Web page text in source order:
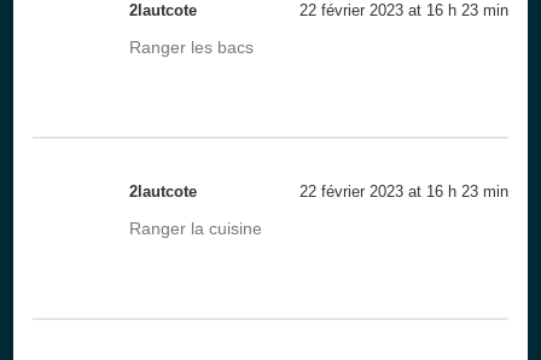
2lautcote 22 février 2023 at 16 h 23 min
Ranger les bacs
2lautcote 22 février 2023 at 16 h 23 min
Ranger la cuisine